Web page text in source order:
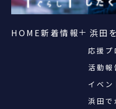
HOME新着情報 浜田
応援プ
活動報
イベン
浜田で